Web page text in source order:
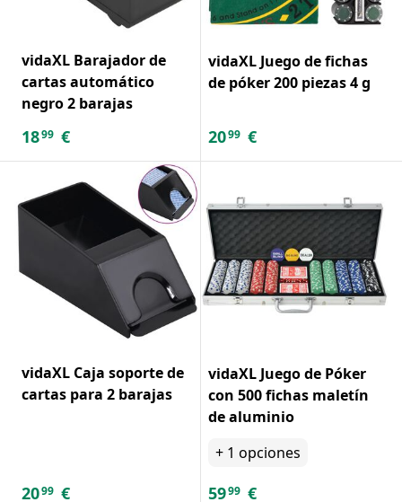
vidaXL Barajador de
cartas automático
negro 2 barajas
1899 €
vidaXL Juego de fichas
de póker 200 piezas 4 g
2099 €
vidaXL Caja soporte de
cartas para 2 barajas
2099 €
vidaXL Juego de Póker
con 500 fichas maletín
de aluminio
+ 1 opciones
5999 €